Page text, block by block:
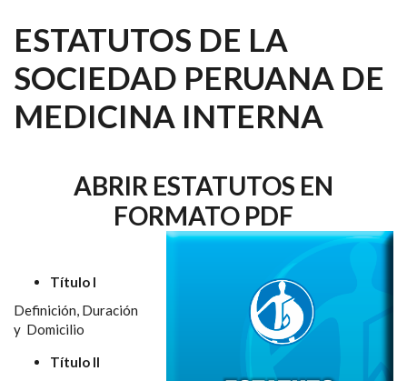
ESTATUTOS DE LA
SOCIEDAD PERUANA DE
MEDICINA INTERNA
ABRIR ESTATUTOS EN
FORMATO PDF
Título I
Definición, Duración
y Domicilio
Título II